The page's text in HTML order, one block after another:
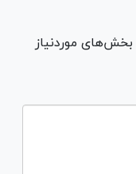
موردنیاز